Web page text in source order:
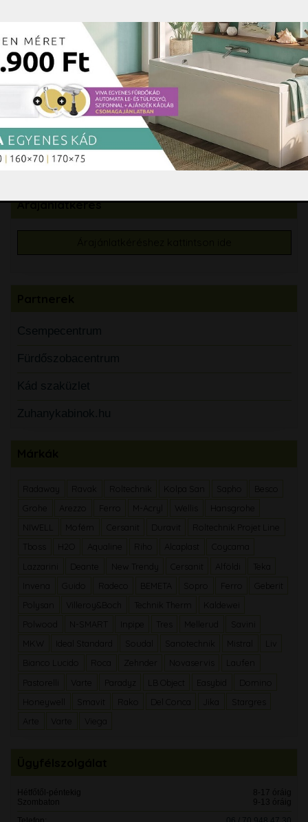
Fürdőszobai kiegészítők
Hidromasszázs, Színterápia
Tisztító és ápolószerek
Burkolási segédanyagok
Csempe, padlólap, mozaik
Árajánlatkérés
Csempecentrum
Fürdőszobacentrum
Kád szaküzlet
Zuhanykabinok.hu
Roltechnik Kolpa San
Besco
Grohe
Arezzo Ferro M-Acryl Wellis
Hansgrohe
Mofém Cersanit Duravit
Roltechnik Projet Line
Tboss
H2O Aqualine Alcaplast
Deante New Trendy Cersanit Alföldi
Teka
Invena
Radeco BEMETA Ferro
Geberit
Villeroy&Boch Technik Therm
Kaldewei
N-SMART Inpipe Tres Mellerud
MKW
Ideal Standard Sanotechnik Mistral
Bianco Lucido
Zehnder Novaservis
Laufen
Pastorelli
Varte LB Object
Honeywell
Smavit Del Conca
Stargres
Arte
Varte Viega
Hétfőtől-péntekig
8-17 óráig
Szombaton
9-13 óráig